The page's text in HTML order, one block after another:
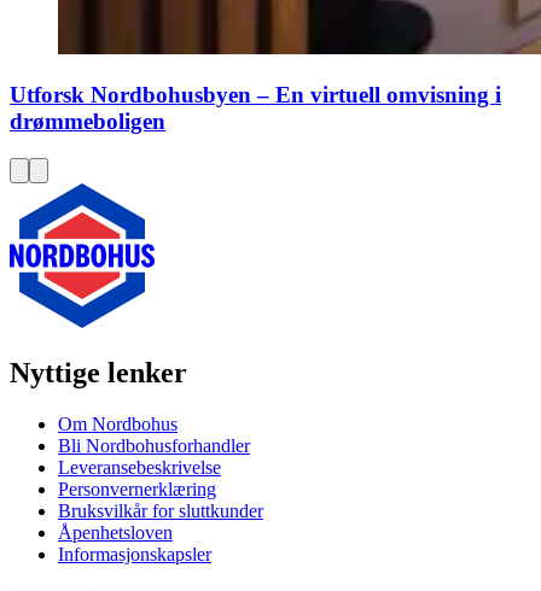
Utforsk Nordbohusbyen – En virtuell omvisning i
drømmeboligen
Nyttige lenker
Om Nordbohus
Bli Nordbohusforhandler
Leveransebeskrivelse
Personvernerklæring
Bruksvilkår for sluttkunder
Åpenhetsloven
Informasjonskapsler